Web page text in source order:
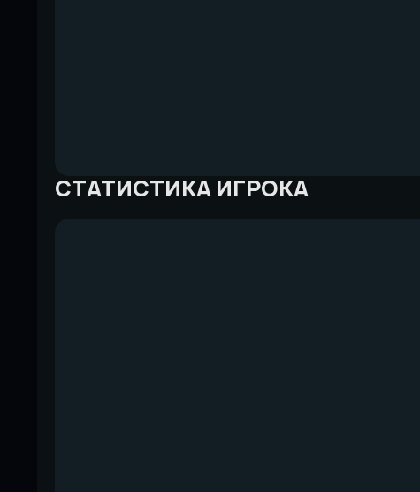
СТАТИСТИКА ИГРОКА